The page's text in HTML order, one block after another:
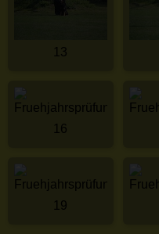
13
16
19